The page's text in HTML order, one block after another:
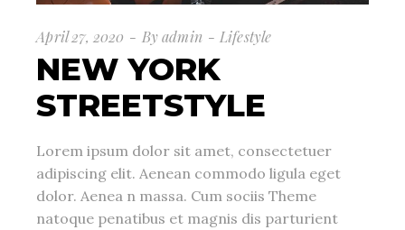
April 27, 2020 Byadmin Lifestyle
NEW YORK
STREETSTYLE
Lorem ipsum dolor sit amet, consectetuer
adipiscing elit. Aenean commodo ligula eget
dolor. Aenea n massa. Cum sociis Theme
natoque penatibus et magnis dis parturient